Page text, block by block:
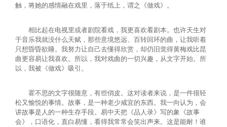
大事记
创作园地
专家库
馆讯
基本陈列
展览回顾
鲁迅故居
北大红楼
学术成果
史料钩沉
新文化讲堂
鲁迅研究月刊
手稿
藏书
美术品
教育宣传
教育活动介绍
教育活动预约和收费
文创产品
触，将她的感情融在戏里，落于纸上，谓之《做戏》。
相比起在电视里或者剧院看戏，我更喜欢看剧本。也许天生对
于音乐我就没什么天赋，那些意境悠远、百转回环的曲，让我听着
只想昏昏欲睡。我努力让自己去懂得欣赏，却仍旧觉得黄梅戏比昆
曲更容易让我喜欢。所以，我对戏曲的一切兴趣，从文字开始。所
以，我被《做戏》吸引。
霍不思的文字很随意，有些俏皮。这对读者来说，是一件很轻
松又愉悦的事情。故事，是一种老少咸宜的东西。我一向认为，会
讲故事是人的一种生存手段。易中天把《品人录》写的象《故事
会》，口语化，直白易懂，看得我常常会笑出声来。这是能耐！谁